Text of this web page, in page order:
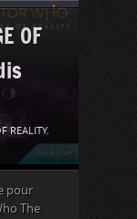
OF
REALITY,
pour
The